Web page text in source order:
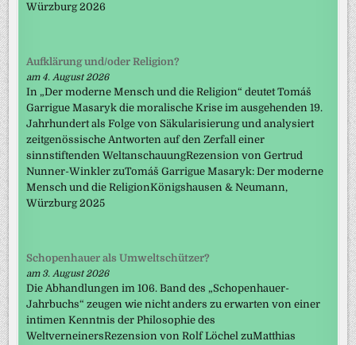
Würzburg 2026
Aufklärung und/oder Religion?
am 4. August 2026
In „Der moderne Mensch und die Religion“ deutet Tomáš
Garrigue Masaryk die moralische Krise im ausgehenden 19.
Jahrhundert als Folge von Säkularisierung und analysiert
zeitgenössische Antworten auf den Zerfall einer
sinnstiftenden WeltanschauungRezension von Gertrud
Nunner-Winkler zuTomáš Garrigue Masaryk: Der moderne
Mensch und die ReligionKönigshausen & Neumann,
Würzburg 2025
Schopenhauer als Umweltschützer?
am 3. August 2026
Die Abhandlungen im 106. Band des „Schopenhauer-
Jahrbuchs“ zeugen wie nicht anders zu erwarten von einer
intimen Kenntnis der Philosophie des
WeltverneinersRezension von Rolf Löchel zuMatthias